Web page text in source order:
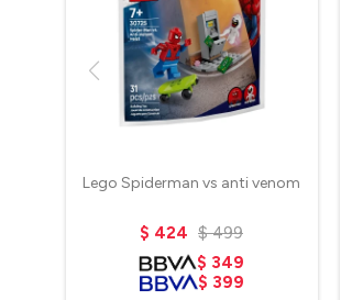
Lego Spiderman vs anti venom
$ 424 $ 499
$ 349
$ 399